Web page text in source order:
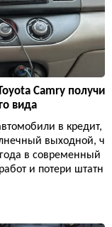
Camry получи
вида
в кредит,
выходной, ч
в современный
и потери штатн